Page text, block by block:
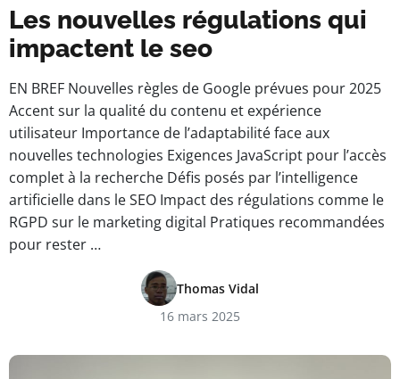
Les nouvelles régulations qui
impactent le seo
EN BREF Nouvelles règles de Google prévues pour 2025
Accent sur la qualité du contenu et expérience
utilisateur Importance de l’adaptabilité face aux
nouvelles technologies Exigences JavaScript pour l’accès
complet à la recherche Défis posés par l’intelligence
artificielle dans le SEO Impact des régulations comme le
RGPD sur le marketing digital Pratiques recommandées
pour rester …
Thomas Vidal
16 mars 2025